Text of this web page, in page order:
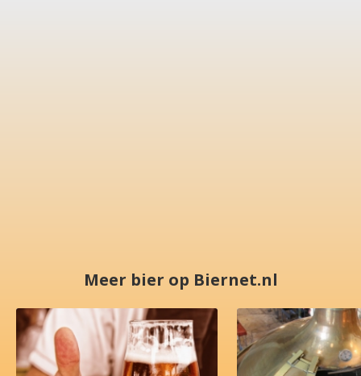
Meer bier op Biernet.nl